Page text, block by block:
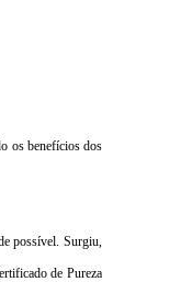
os benefícios dos
possível. Surgiu,
de Pureza